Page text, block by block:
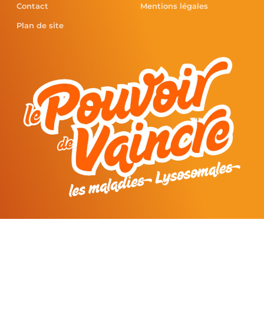
Contact
Plan de site
Mentions légales